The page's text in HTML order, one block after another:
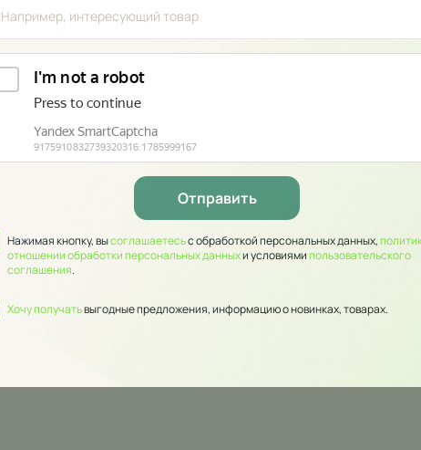
Нажимая кнопку, высоглашаетесьс обработкой персональных данных,
отношении обработки персональных данныхи условиямипользовательского
соглашения.
Хочу получатьвыгодные предложения, информацию о новинках, товарах.